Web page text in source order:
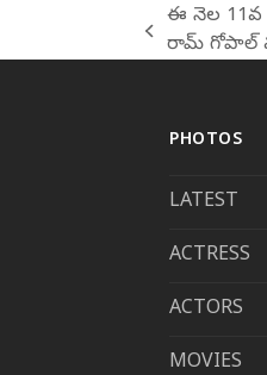
previous
ఈ నెల 11వ
రామ్ గోపాల్
PHOTOS
LATEST
ACTRESS
ACTORS
MOVIES